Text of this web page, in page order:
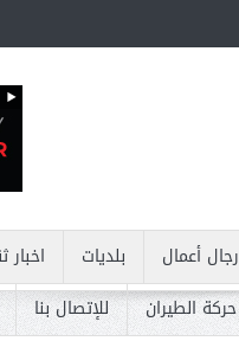
رجال أعمال بلديات اخبار
حركة الطيران للإتصال بنا